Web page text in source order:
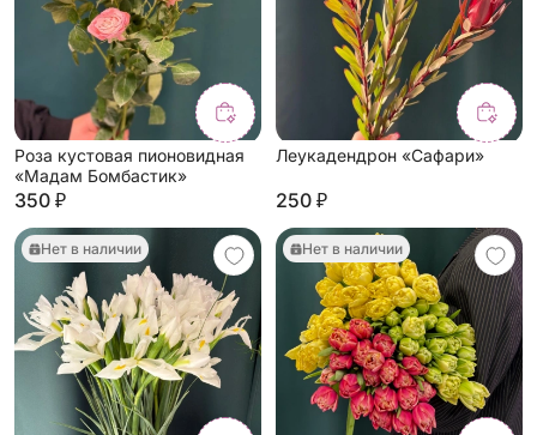
Роза кустовая пионовидная
«Мадам Бомбастик»
350 ₽
Леукадендрон «Сафари»
250 ₽
Нет в наличии Нет в наличии